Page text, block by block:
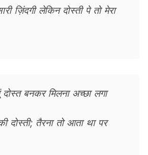
ज़िंदगी लेकिन दोस्ती पे तो मेरा
बनकर मिलना अच्छा लगा
तैरना तो आता था पर